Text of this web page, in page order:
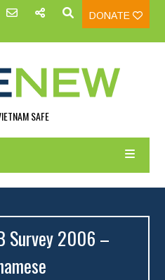
DONATE
SAFE
Survey 2006 –